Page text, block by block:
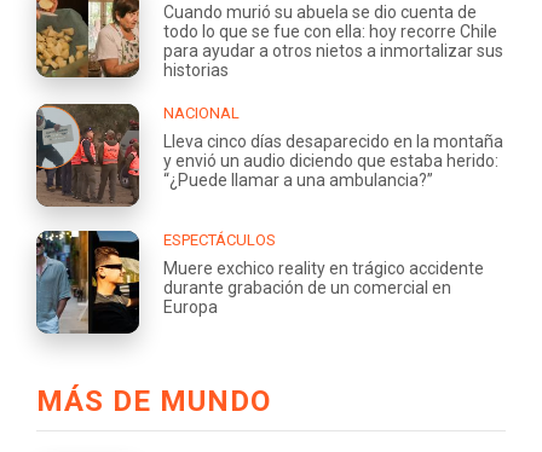
Cuando murió su abuela se dio cuenta de
todo lo que se fue con ella: hoy recorre Chile
para ayudar a otros nietos a inmortalizar sus
historias
NACIONAL
Lleva cinco días desaparecido en la montaña
y envió un audio diciendo que estaba herido:
“¿Puede llamar a una ambulancia?”
ESPECTÁCULOS
Muere exchico reality en trágico accidente
durante grabación de un comercial en
Europa
MÁS DE MUNDO